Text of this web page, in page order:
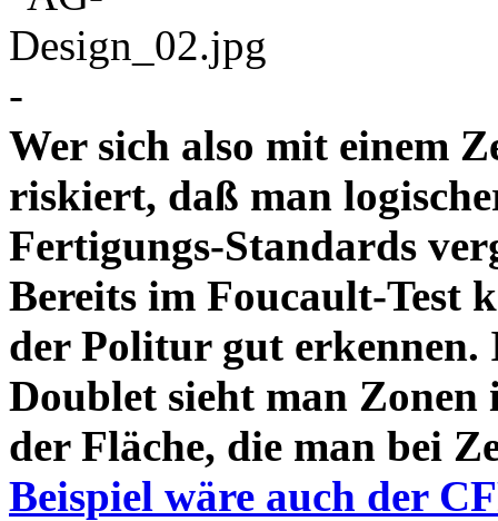
-
Wer sich also mit einem
riskiert, daß man
Fertigungs-Standards
Bereits im Foucault-Test
der Politur gut
Doublet sieht man Zonen
der Fläche, die man bei
Beispiel wäre auch der